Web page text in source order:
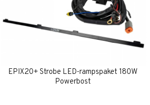
EPIX20+ Strobe LED-rampspaket 180W
Powerbost